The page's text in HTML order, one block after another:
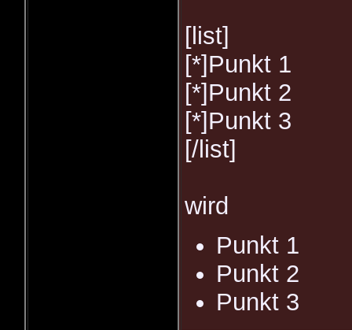
[list]
[*]Punkt 1
[*]Punkt 2
[*]Punkt 3
[/list]
wird
Punkt 1
Punkt 2
Punkt 3